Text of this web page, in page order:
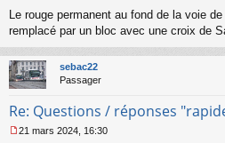
e
s
a
g
e
o
l
Le rouge permanent au fond de la voie
remplacé par un bloc avec une croix de
sebac22
Passager
Re: Questions / réponses
21 mars 2024, 16:30